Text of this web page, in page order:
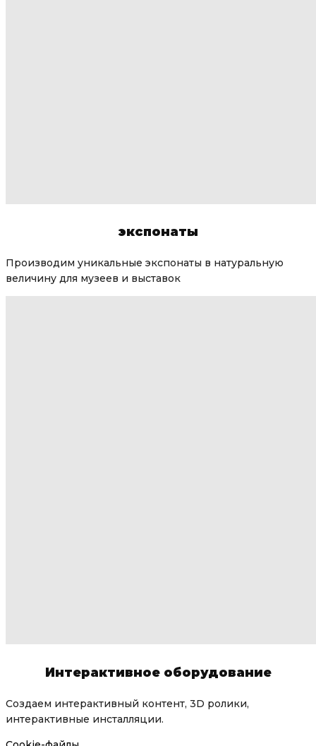
экспонаты
Производим уникальные экспонаты в натуральную
величину для музеев и выставок
Интерактивное оборудование
Создаем интерактивный контент, 3D ролики,
интерактивные инсталляции.